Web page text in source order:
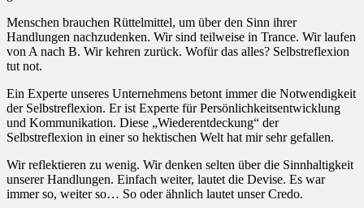
Menschen brauchen Rüttelmittel, um über den Sinn ihrer
Handlungen nachzudenken. Wir sind teilweise in Trance. Wir laufen
von A nach B. Wir kehren zurück. Wofür das alles? Selbstreflexion
tut not.
Ein Experte unseres Unternehmens betont immer die Notwendigkeit
der Selbstreflexion. Er ist Experte für Persönlichkeitsentwicklung
und Kommunikation. Diese „Wiederentdeckung“ der
Selbstreflexion in einer so hektischen Welt hat mir sehr gefallen.
Wir reflektieren zu wenig. Wir denken selten über die Sinnhaltigkeit
unserer Handlungen. Einfach weiter, lautet die Devise. Es war
immer so, weiter so… So oder ähnlich lautet unser Credo.